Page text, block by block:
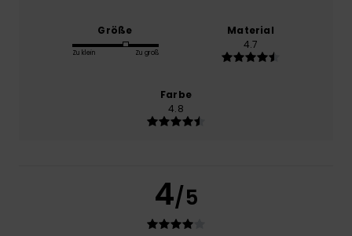
Größe
Zu klein Zu groß
Material
4.7
Farbe
4.8
4/5